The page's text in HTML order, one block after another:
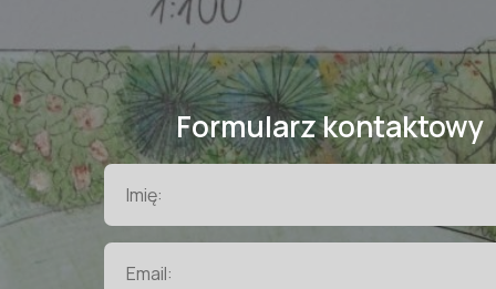
Formularz kontaktowy